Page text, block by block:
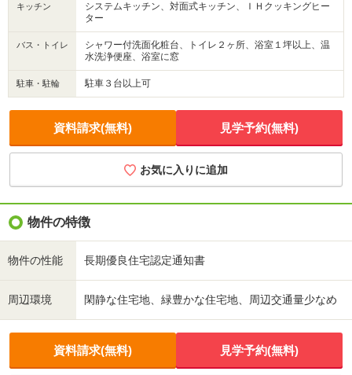
キッチン
システムキッチン、対面式キッチン、ＩＨクッキングヒー
ター
バス・トイレ
シャワー付洗面化粧台、トイレ２ヶ所、浴室１坪以上、温
水洗浄便座、浴室に窓
駐車・駐輪 駐車３台以上可
資料請求(無料) 見学予約(無料)
お気に入りに追加
物件の特徴
物件の性能 長期優良住宅認定通知書
周辺環境 閑静な住宅地、緑豊かな住宅地、周辺交通量少なめ
資料請求(無料) 見学予約(無料)